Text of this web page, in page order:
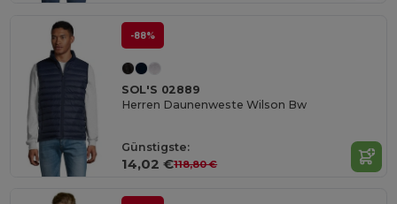
-88%
SOL'S 02889
Herren Daunenweste Wilson Bw
Günstigste:
14,02 €118,80 €